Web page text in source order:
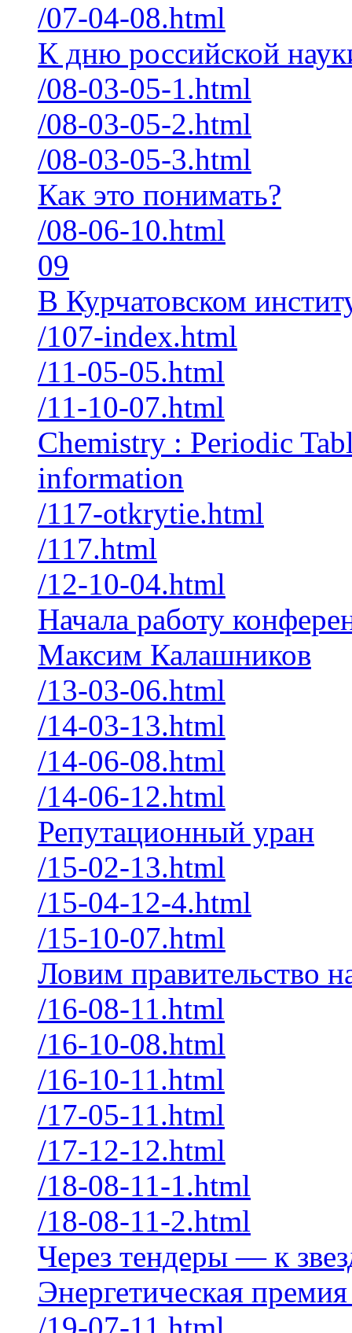
/07-04-08.html
К дню российской
/08-03-05-1.html
/08-03-05-2.html
/08-03-05-3.html
Как это понимать?
/08-06-10.html
09
В Курчатовском
/107-index.html
/11-05-05.html
/11-10-07.html
Chemistry : Periodic
information
/117-otkrytie.html
/117.html
/12-10-04.html
Начала работу
Максим Калашников
/13-03-06.html
/14-03-13.html
/14-06-08.html
/14-06-12.html
Репутационный уран
/15-02-13.html
/15-04-12-4.html
/15-10-07.html
Ловим правительство
/16-08-11.html
/16-10-08.html
/16-10-11.html
/17-05-11.html
/17-12-12.html
/18-08-11-1.html
/18-08-11-2.html
Через тендеры — к
Энергетическая